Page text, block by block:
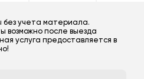
без учета материала.
возможно после выезда
услуга предоставляется в